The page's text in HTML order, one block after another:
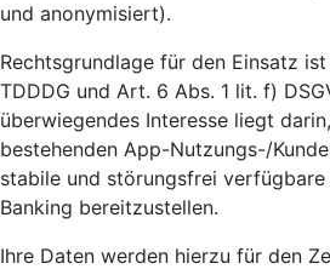
und anonymisiert).
Rechtsgrundlage für den Einsatz
TDDDG und Art. 6 Abs. 1 lit. f)
überwiegendes Interesse liegt
bestehenden App-Nutzungs-/
stabile und störungsfrei
Banking bereitzustellen.
Ihre Daten werden hierzu für den